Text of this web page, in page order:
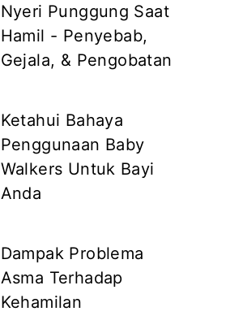
Nyeri Punggung Saat
Hamil - Penyebab,
Gejala, & Pengobatan
Ketahui Bahaya
Penggunaan Baby
Walkers Untuk Bayi
Anda
Dampak Problema
Asma Terhadap
Kehamilan